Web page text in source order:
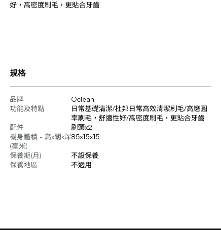
好，高密度刷毛，更貼合牙齒
規格
品牌
Oclean
功能及特點
日常基礎清潔/杜邦日常高效清潔刷毛/高磨圓
率刷毛，舒適性好/高密度刷毛，更貼合牙齒
配件
刷頭x2
機身體積 - 高x闊x深
(毫米)
85x15x15
保養期(月)
不設保養
保養地區
不適用